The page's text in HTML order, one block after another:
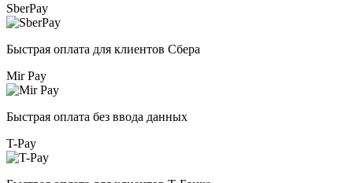
SberPay
Быстрая оплата для клиентов Сбера
Mir Pay
Быстрая оплата без ввода данных
T-Pay